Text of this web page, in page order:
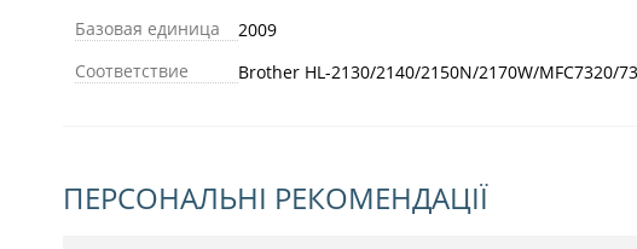
Базовая единица
2009
Соответствие
Brother HL-2130/2140/2150N/2170W/MFC7320/
ПЕРСОНАЛЬНІ РЕКОМЕНДАЦІЇ